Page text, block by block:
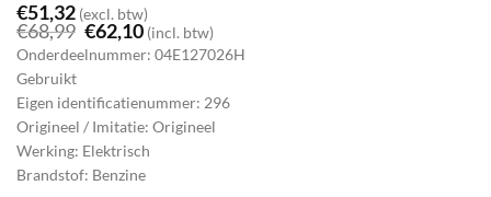
€51,32 (excl. btw)
€68,99 Oorspronkelijke
prijs
was:
€62,10Huidige
prijs
is:
(incl. btw)
Onderdeelnummer: 04E127026H
Gebruikt
Eigen identificatienummer: 296
Origineel / Imitatie: Origineel
Werking: Elektrisch
Brandstof: Benzine